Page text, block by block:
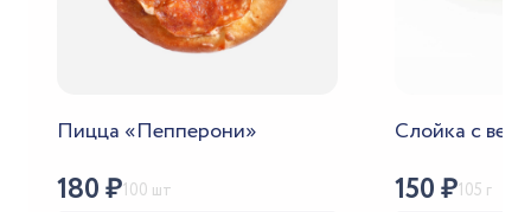
Пицца «Пепперони»
180₽100 шт
Слойка с
150₽105 г